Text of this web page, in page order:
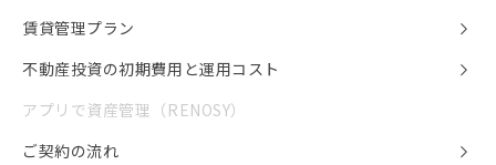
賃貸管理プラン
不動産投資の初期費用と運用コスト
アプリで資産管理（RENOSY）
ご契約の流れ